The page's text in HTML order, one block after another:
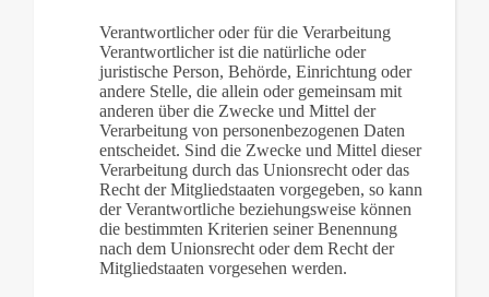
Verantwortlicher oder für die Verarbeitung
Verantwortlicher ist die natürliche oder
juristische Person, Behörde, Einrichtung oder
andere Stelle, die allein oder gemeinsam mit
anderen über die Zwecke und Mittel der
Verarbeitung von personenbezogenen Daten
entscheidet. Sind die Zwecke und Mittel dieser
Verarbeitung durch das Unionsrecht oder das
Recht der Mitgliedstaaten vorgegeben, so kann
der Verantwortliche beziehungsweise können
die bestimmten Kriterien seiner Benennung
nach dem Unionsrecht oder dem Recht der
Mitgliedstaaten vorgesehen werden.